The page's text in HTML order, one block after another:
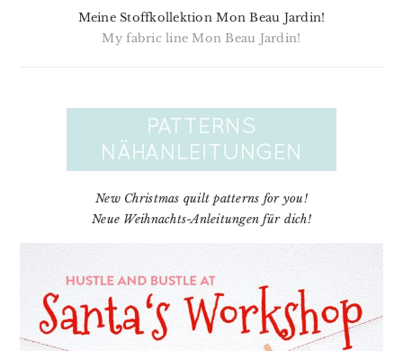
Meine Stoffkollektion Mon Beau Jardin!
My fabric line Mon Beau Jardin!
New Christmas quilt patterns for you!
Neue Weihnachts-Anleitungen für dich!